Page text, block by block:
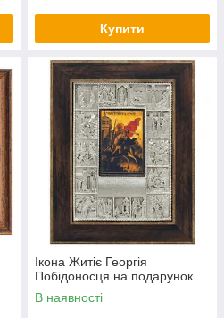
Купити
Ікона Житіє Георгія
Побідоносця на подарунок
В наявності